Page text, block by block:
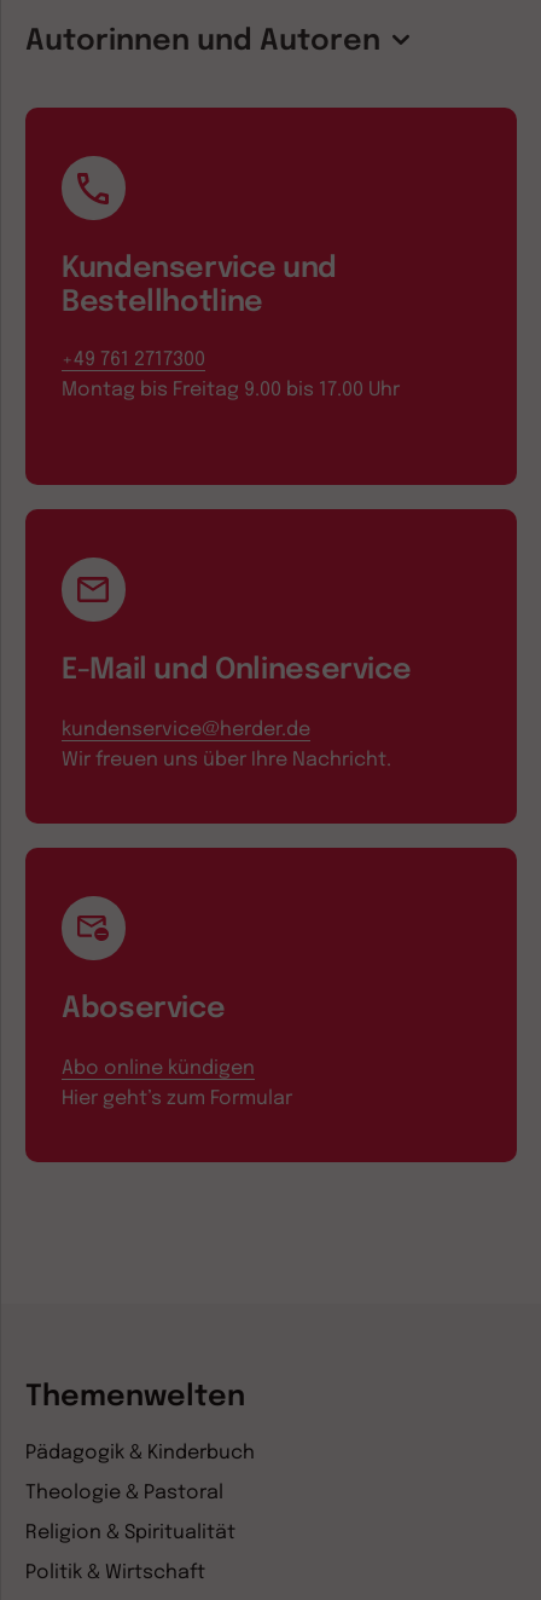
Autorinnen und Autoren
Kundenservice und
Bestellhotline
+49 761 2717300
Montag bis Freitag 9.00 bis 17.00 Uhr
E-Mail und Onlineservice
kundenservice@herder.de
Wir freuen uns über Ihre Nachricht.
Aboservice
Abo online kündigen
Hier geht’s zum Formular
Themenwelten
Pädagogik & Kinderbuch
Theologie & Pastoral
Religion & Spiritualität
Politik & Wirtschaft